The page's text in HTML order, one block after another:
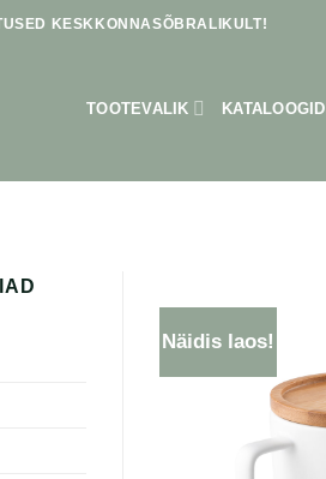
KESKKONNASÕBRALIKULT!
TOOTEVALIK KATALOOGID
Näidis laos!